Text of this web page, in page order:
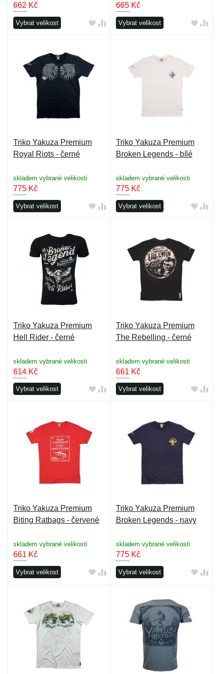
662 Kč
Vybrat velikost
665Kč
Vybrat velikost
Triko Yakuza Premium
Royal Riots - černé
skladem vybrané velikosti
775 Kč
Vybrat velikost
Triko Yakuza Premium
Broken Legends - bílé
skladem vybrané velikosti
775Kč
Vybrat velikost
Triko Yakuza Premium
Hell Rider - černé
skladem vybrané velikosti
614 Kč
Vybrat velikost
Triko Yakuza Premium
The Rebelling - černé
skladem vybrané velikosti
661 Kč
Vybrat velikost
Triko Yakuza Premium
Biting Ratbags - červené
skladem vybrané velikosti
661 Kč
Vybrat velikost
Triko Yakuza Premium
Broken Legends - navy
skladem vybrané velikosti
775Kč
Vybrat velikost